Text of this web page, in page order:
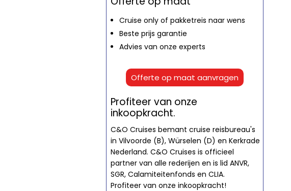
Cruise only of pakketreis naar wens
Beste prijs garantie
Advies van onze experts
Offerte op maat aanvragen
Profiteer van onze
inkoopkracht.
C&O Cruises bemant cruise reisbureau's
in Vilvoorde (B), Würselen (D) en Kerkrade
Nederland. C&O Cruises is officieel
partner van alle rederijen en is lid ANVR,
SGR, Calamiteitenfonds en CLIA.
Profiteer van onze inkoopkracht!